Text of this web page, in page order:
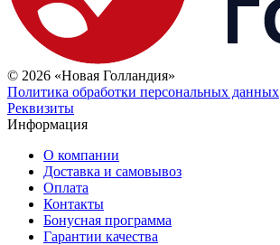
© 2026 «Новая Голландия»
Политика обработки персональных данных
Реквизиты
Информация
О компании
Доставка и самовывоз
Оплата
Контакты
Бонусная программа
Гарантии качества